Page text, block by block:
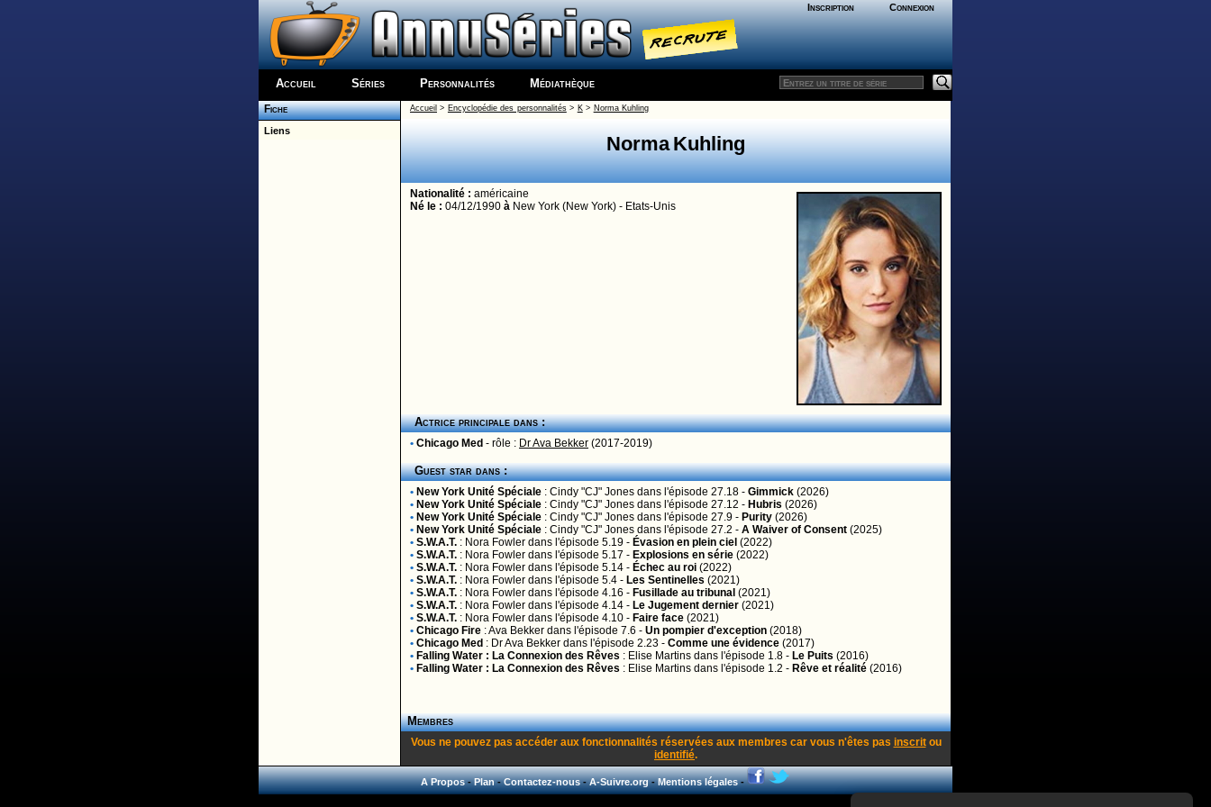
Inscription Connexion
Accueil Séries Personnalités Médiathèque
Fiche
Liens
Accueil > Encyclopédie des personnalités> K> Norma Kuhling
Norma Kuhling
Nationalité : américaine
Né le : 04/12/1990 à New York (New York) - Etats-Unis
Actrice principale dans :
• Chicago Med - rôle : Dr Ava Bekker (2017-2019)
Guest star dans :
• New York Unité Spéciale : Cindy "CJ" Jones dans l'épisode 27.18 - Gimmick (2026)
• New York Unité Spéciale : Cindy "CJ" Jones dans l'épisode 27.12 - Hubris (2026)
• New York Unité Spéciale : Cindy "CJ" Jones dans l'épisode 27.9 - Purity (2026)
• New York Unité Spéciale : Cindy "CJ" Jones dans l'épisode 27.2 - A Waiver of Consent (2025)
• S.W.A.T. : Nora Fowler dans l'épisode 5.19 - Évasion en plein ciel (2022)
• S.W.A.T. : Nora Fowler dans l'épisode 5.17 - Explosions en série (2022)
• S.W.A.T. : Nora Fowler dans l'épisode 5.14 - Échec au roi (2022)
• S.W.A.T. : Nora Fowler dans l'épisode 5.4 - Les Sentinelles (2021)
• S.W.A.T. : Nora Fowler dans l'épisode 4.16 - Fusillade au tribunal (2021)
• S.W.A.T. : Nora Fowler dans l'épisode 4.14 - Le Jugement dernier (2021)
• S.W.A.T. : Nora Fowler dans l'épisode 4.10 - Faire face (2021)
• Chicago Fire :Ava Bekker dans l'épisode 7.6 - Un pompier d'exception (2018)
• Chicago Med : Dr Ava Bekker dans l'épisode 2.23 - Comme une évidence (2017)
• Falling Water : La Connexion des Rêves : Elise Martins dans l'épisode 1.8 - Le Puits (2016)
• Falling Water : La Connexion des Rêves : Elise Martins dans l'épisode 1.2 - Rêve et réalité (2016)
Membres
Vous ne pouvez pas accéder aux fonctionnalités réservées aux membres car vous n'êtes pas inscritou
identifié.
A Propos-Plan-Contactez-nous-A-Suivre.org-Mentions légales-